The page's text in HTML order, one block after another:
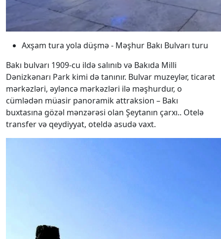
Axşam tura yola düşmə - Məşhur Bakı Bulvarı turu
Bakı bulvarı 1909-cu ildə salınıb və Bakıda Milli
Dənizkənarı Park kimi də tanınır. Bulvar muzeylər, ticarət
mərkəzləri, əyləncə mərkəzləri ilə məşhurdur, o
cümlədən müasir panoramik attraksion – Bakı
buxtasına gözəl mənzərəsi olan Şeytanın çarxı.. Otelə
transfer və qeydiyyat, oteldə asudə vaxt.